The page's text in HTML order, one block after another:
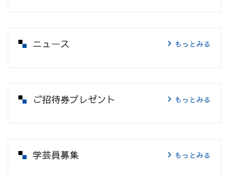
ニュース もっとみる
ご招待券プレゼント もっとみる
学芸員募集 もっとみる